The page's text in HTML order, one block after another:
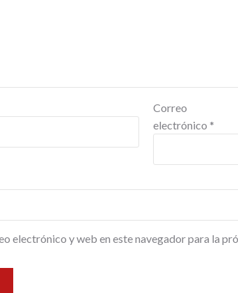
Correo
electrónico *
electrónico y web en este navegador para la